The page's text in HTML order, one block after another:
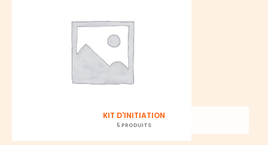
KIT D'INITIATION
5 PRODUITS